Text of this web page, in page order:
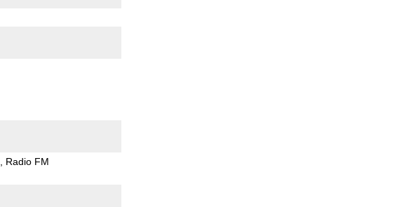
Radio FM